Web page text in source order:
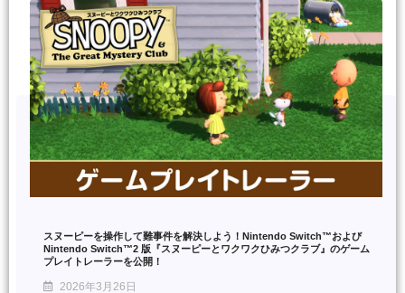
スヌーピーを操作して難事件を解決しよう！Nintendo Switch™および
Nintendo Switch™2 版『スヌーピーとワクワクひみつクラブ』のゲーム
プレイトレーラーを公開！
2026年3月26日